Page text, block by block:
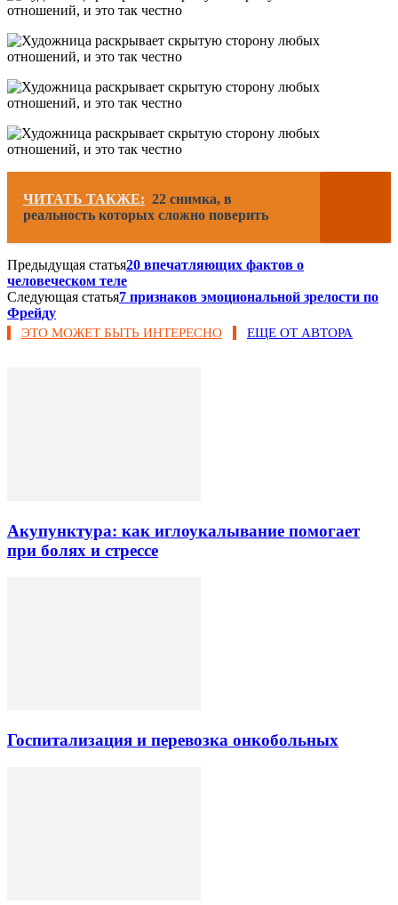
ЧИТАТЬ ТАКЖЕ: 22 снимка, в
реальность которых сложно поверить
Предыдущая статья20 впечатляющих фактов о
человеческом теле
Следующая статья7 признаков эмоциональной зрелости по
Фрейду
ЭТО МОЖЕТ БЫТЬ ИНТЕРЕСНО ЕЩЕ ОТ АВТОРА
Акупунктура: как иглоукалывание помогает
при болях и стрессе
Госпитализация и перевозка онкобольных